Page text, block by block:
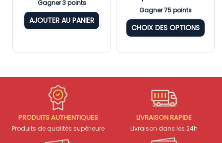
Gagner 3 points
AJOUTER AU PANIER
Gagner 75 points
CHOIX DES OPTIONS
PRODUITS AUTHENTIQUES
Produits de qualités supérieure
LIVRAISON RAPIDE
Livraison dans les 24h